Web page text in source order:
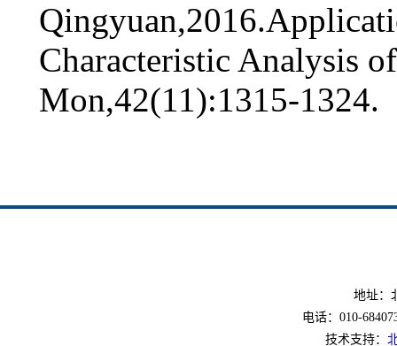
Characteristic Analysis
Mon,42(11):1315-1324.
地址：
电话：010-
技术支持：